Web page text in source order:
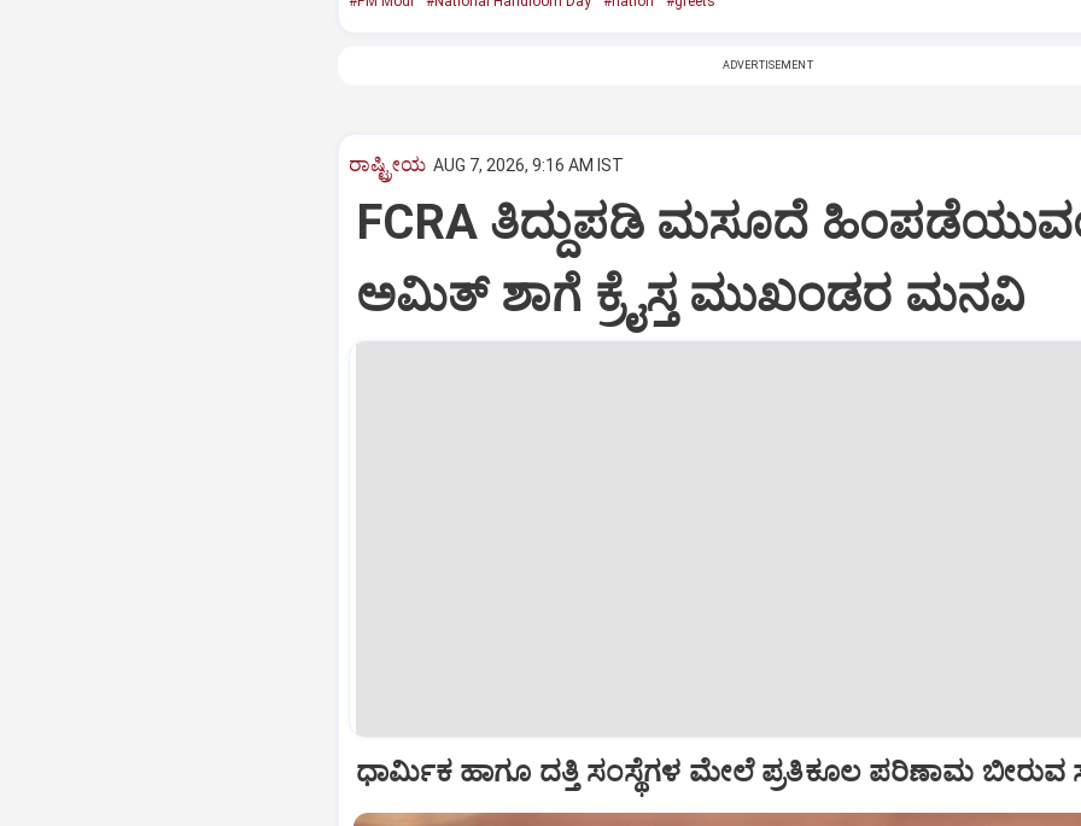
ADVERTISEMENT
ರಾಷ್ಟ್ರೀಯ AUG 7, 2026, 9:16 AM IST
FCRA ತಿದ್ದುಪಡಿ ಮಸೂದೆ
ಅಮಿತ್‌ ಶಾಗೆ ಕ್ರೈಸ್ತ ಮುಖಂಡರ ಮನವಿ
ಧಾರ್ಮಿಕ ಹಾಗೂ ದತ್ತಿ ಸಂಸ್ಥೆಗಳ ಮೇಲೆ ಪ್ರತಿಕೂಲ ಪರಿಣಾಮ ಬೀರುವ